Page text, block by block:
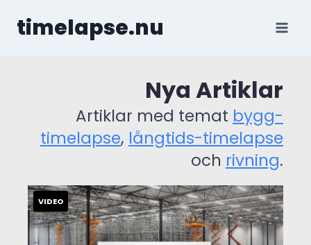
timelapse.nu
Nya Artiklar
Artiklar med temat bygg-
timelapse, långtids-timelapse
och rivning.